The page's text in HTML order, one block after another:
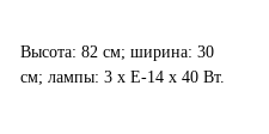
Высота: 82 см; ширина: 30
см; лампы: 3 х Е-14 х 40 Вт.